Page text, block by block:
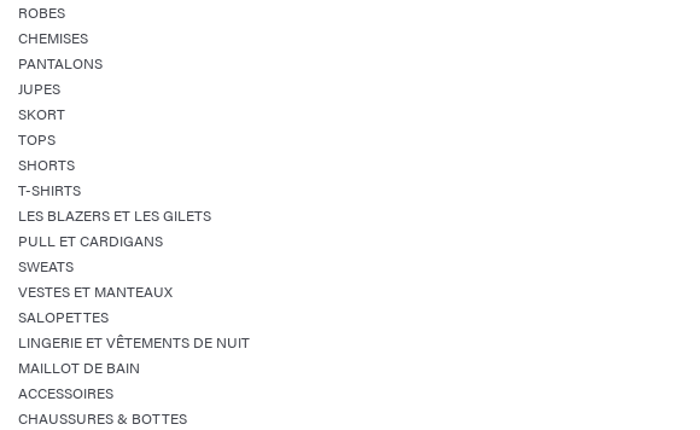
ROBES
CHEMISES
PANTALONS
JUPES
SKORT
TOPS
SHORTS
T-SHIRTS
LES BLAZERS ET LES GILETS
PULL ET CARDIGANS
SWEATS
VESTES ET MANTEAUX
SALOPETTES
LINGERIE ET VÊTEMENTS DE NUIT
MAILLOT DE BAIN
ACCESSOIRES
CHAUSSURES & BOTTES